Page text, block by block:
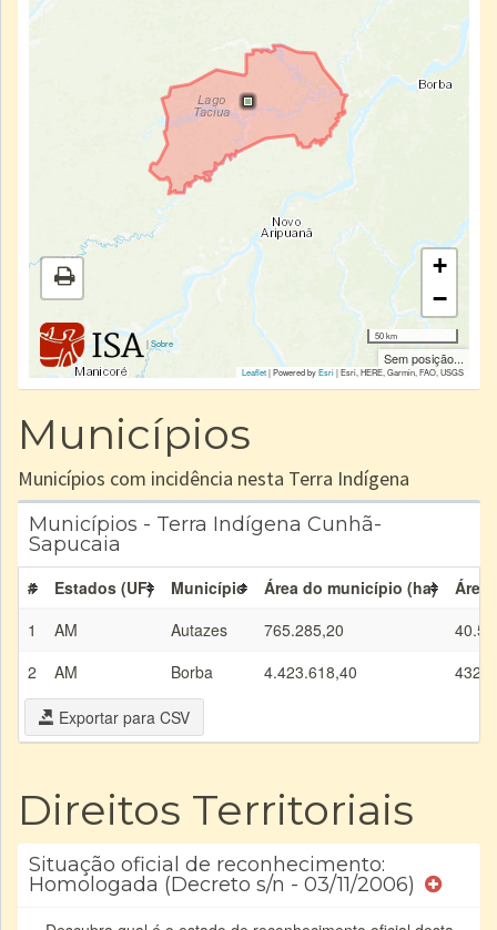
|Sobre
+
−
50 km
Sem posição...
Leaflet| Powered byEsri|Esri, HERE, Garmin, FAO, USGS
Municípios
Municípios com incidência nesta Terra Indígena
Municípios - Terra Indígena Cunhã-
Sapucaia
# Estados (UF) Município Área do município (ha)
Área
1
AM Autazes 765.285,20
2
AM Borba 4.423.618,40
Exportar para CSV
Direitos Territoriais
Situação oficial de reconhecimento:
Homologada (Decreto s/n - 03/11/2006)